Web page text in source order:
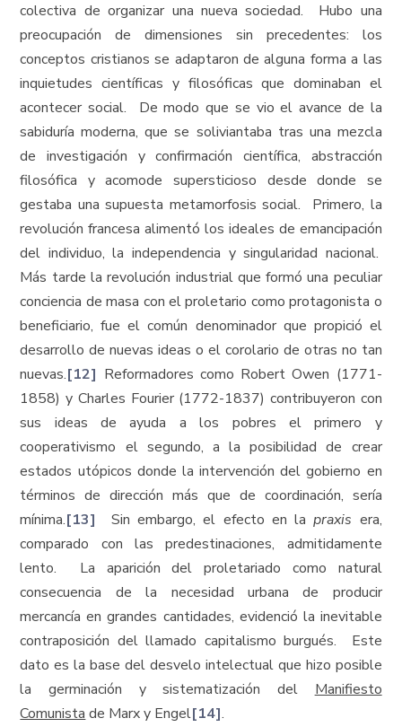
colectiva de organizar una nueva sociedad. Hubo una
preocupación de dimensiones sin precedentes: los
conceptos cristianos se adaptaron de alguna forma a las
inquietudes científicas y filosóficas que dominaban el
acontecer social. De modo que se vio el avance de la
sabiduría moderna, que se soliviantaba tras una mezcla
de investigación y confirmación científica, abstracción
filosófica y acomode supersticioso desde donde se
gestaba una supuesta metamorfosis social. Primero, la
revolución francesa alimentó los ideales de emancipación
del individuo, la independencia y singularidad nacional.
Más tarde la revolución industrial que formó una peculiar
conciencia de masa con el proletario como protagonista o
beneficiario, fue el común denominador que propició el
desarrollo de nuevas ideas o el corolario de otras no tan
nuevas.[12] Reformadores como Robert Owen (1771-
1858) y Charles Fourier (1772-1837) contribuyeron con
sus ideas de ayuda a los pobres el primero y
cooperativismo el segundo, a la posibilidad de crear
estados utópicos donde la intervención del gobierno en
términos de dirección más que de coordinación, sería
mínima.[13] Sin embargo, el efecto en lapraxis era,
comparado con las predestinaciones, admitidamente
lento. La aparición del proletariado como natural
consecuencia de la necesidad urbana de producir
mercancía en grandes cantidades, evidenció la inevitable
contraposición del llamado capitalismo burgués. Este
dato es la base del desvelo intelectual que hizo posible
la germinación y sistematización del Manifiesto
Comunista de Marx y Engel[14].